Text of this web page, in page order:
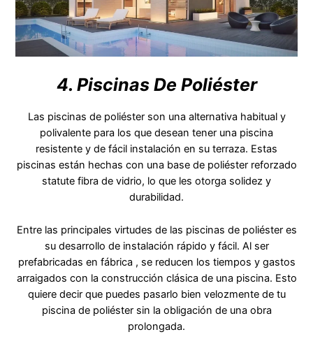
4. Piscinas De Poliéster
Las piscinas de poliéster son una alternativa habitual y
polivalente para los que desean tener una piscina
resistente y de fácil instalación en su terraza. Estas
piscinas están hechas con una base de poliéster reforzado
statute fibra de vidrio, lo que les otorga solidez y
durabilidad.
Entre las principales virtudes de las piscinas de poliéster es
su desarrollo de instalación rápido y fácil. Al ser
prefabricadas en fábrica , se reducen los tiempos y gastos
arraigados con la construcción clásica de una piscina. Esto
quiere decir que puedes pasarlo bien velozmente de tu
piscina de poliéster sin la obligación de una obra
prolongada.